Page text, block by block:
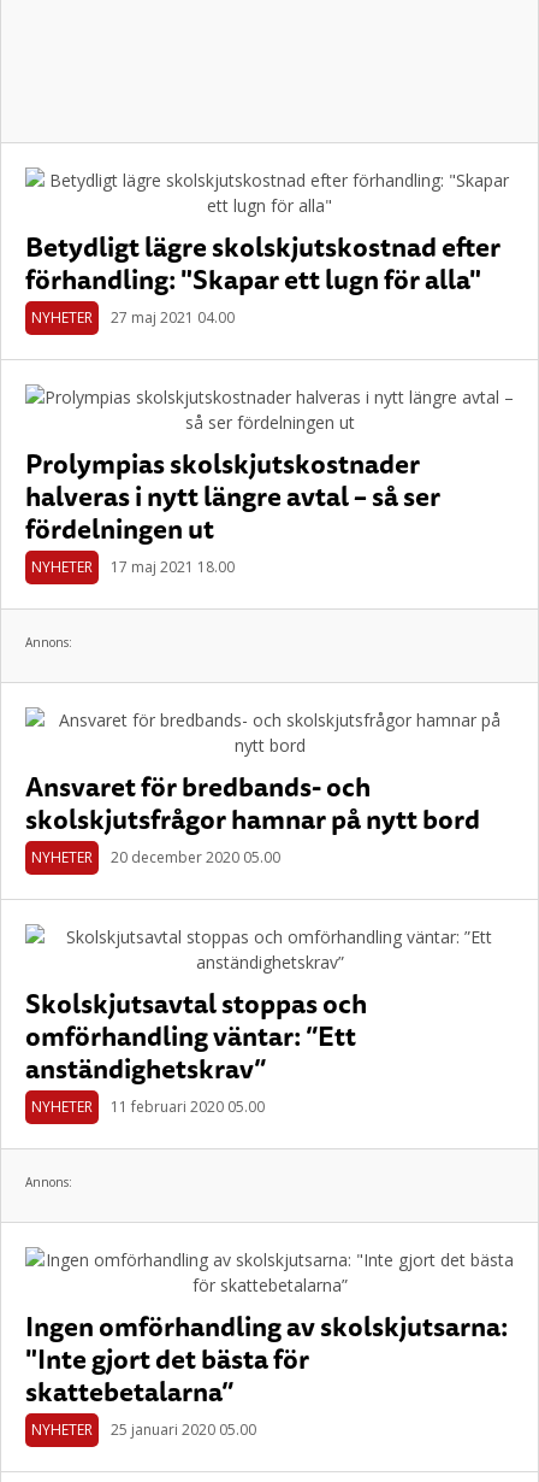
Betydligt lägre skolskjutskostnad efter
förhandling: "Skapar ett lugn för alla"
NYHETER 27 maj 2021 04.00
Prolympias skolskjutskostnader
halveras i nytt längre avtal – så ser
fördelningen ut
NYHETER 17 maj 2021 18.00
Annons:
Ansvaret för bredbands- och
skolskjutsfrågor hamnar på nytt bord
NYHETER 20 december 2020 05.00
Skolskjutsavtal stoppas och
omförhandling väntar: ”Ett
anständighetskrav”
NYHETER 11 februari 2020 05.00
Annons:
Ingen omförhandling av skolskjutsarna:
"Inte gjort det bästa för
skattebetalarna”
NYHETER 25 januari 2020 05.00